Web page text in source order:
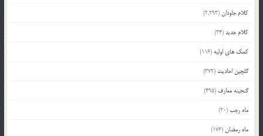
کلام جاودان(2,293)
کلام جدید(34)
کمک های اولیه (116)
گلچین احادیث (372)
گنجینه معارف (495)
ماه رجب(20)
ماه رمضان(176)